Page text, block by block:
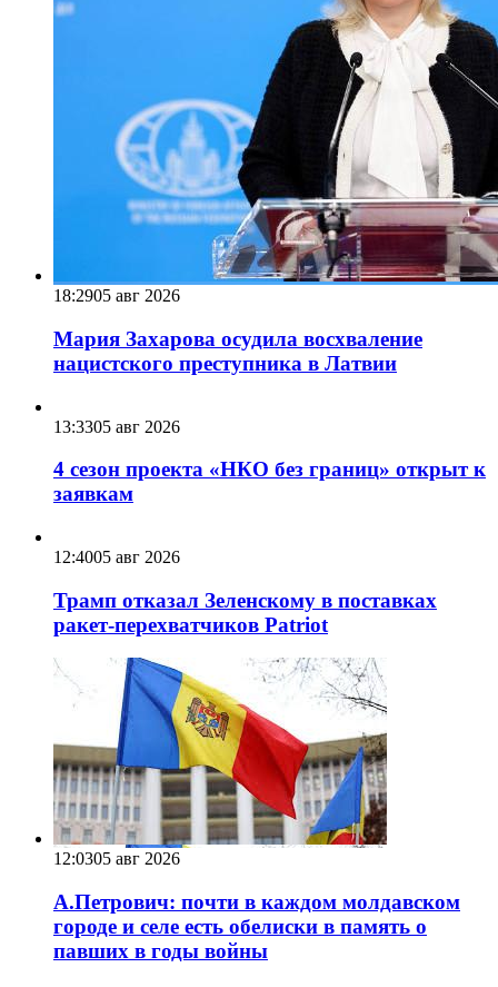
18:2905 авг 2026
Мария Захарова осудила восхваление
нацистского преступника в Латвии
13:3305 авг 2026
4 сезон проекта «НКО без границ» открыт к
заявкам
12:4005 авг 2026
Трамп отказал Зеленскому в поставках
ракет-перехватчиков Patriot
12:0305 авг 2026
А.Петрович: почти в каждом молдавском
городе и селе есть обелиски в память о
павших в годы войны